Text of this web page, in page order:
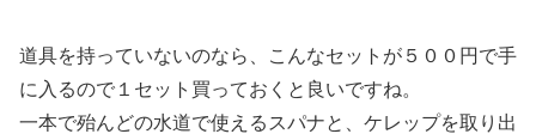
道具を持っていないのなら、こんなセットが５００円で手
に入るので１セット買っておくと良いですね。
一本で殆んどの水道で使えるスパナと、ケレップを取り出